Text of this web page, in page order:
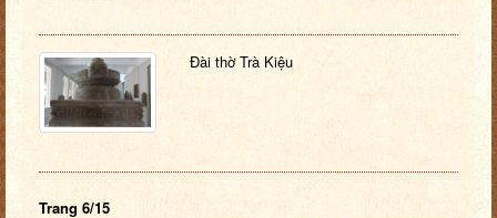
Đài thờ Trà Kiệu
Trang 6/15